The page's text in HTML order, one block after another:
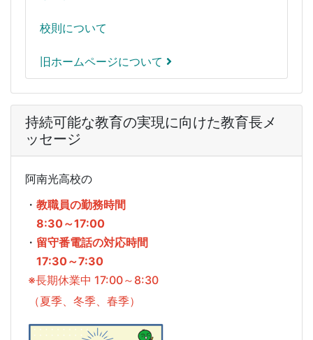
校則について
旧ホームページについて
持続可能な教育の実現に向けた教育長メ
ッセージ
阿南光高校の
・ 教職員の勤務時間
8:30～17:00
・ 留守番電話の対応時間
17:30～7:30
※長期休業中 17:00～8:30
（夏季、冬季、春季）